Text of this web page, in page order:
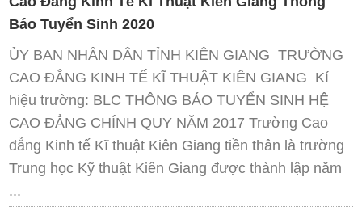
Báo Tuyển Sinh 2020
ỦY BAN NHÂN DÂN TỈNH KIÊN GIANG TRƯỜNG
CAO ĐẲNG KINH TẾ KĨ THUẬT KIÊN GIANG Kí
hiệu trường: BLC THÔNG BÁO TUYỂN SINH HỆ
CAO ĐẲNG CHÍNH QUY NĂM 2017 Trường Cao
đẳng Kinh tế Kĩ thuật Kiên Giang tiền thân là trường
Trung học Kỹ thuật Kiên Giang được thành lập năm
...